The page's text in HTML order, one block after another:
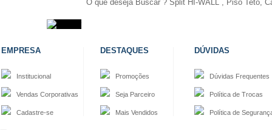
EMPRESA
Institucional
Vendas Corporativas
Cadastre-se
DESTAQUES
Promoções
Seja Parceiro
Mais Vendidos
DÚVIDAS
Dúvidas Frequentes
Política de Trocas
Política de